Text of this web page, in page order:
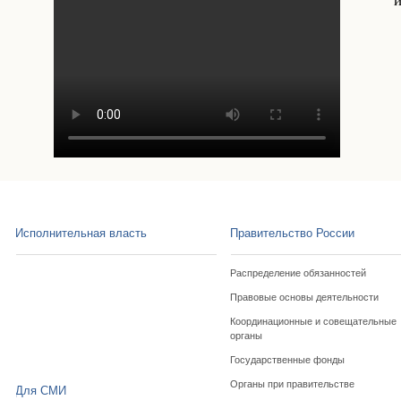
Исполнительная власть Правительство России
Распределение обязанностей
Правовые основы деятельности
Координационные и совещательные
органы
Государственные фонды
Органы при правительстве
Для СМИ